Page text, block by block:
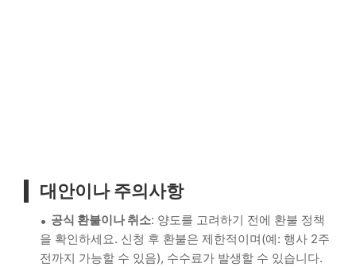
대안이나 주의사항
공식 환불이나 취소: 양도를 고려하기 전에 환불 정책
을 확인하세요. 신청 후 환불은 제한적이며(예: 행사 2주
전까지 가능할 수 있음), 수수료가 발생할 수 있습니다.